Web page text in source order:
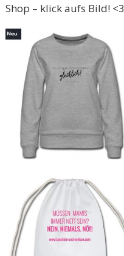
Shop – klick aufs Bild! <3